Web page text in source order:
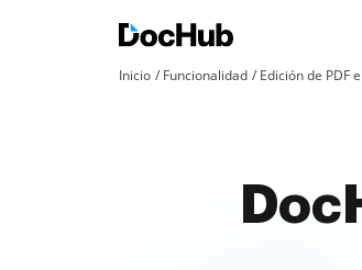
Inicio Funcionalidad Edición de PDF